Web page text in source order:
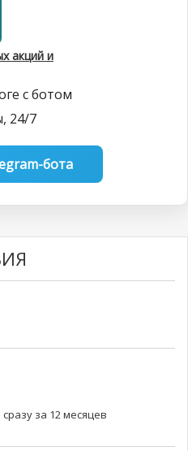
акций и
с ботом
24/7
бота
за 12 месяцев